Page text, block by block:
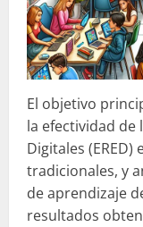
El objetivo
la efectividad de
Digitales
tradicionales, y
de aprendizaje
resultados